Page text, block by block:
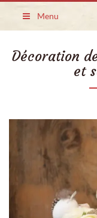
Menu
Décoration
et